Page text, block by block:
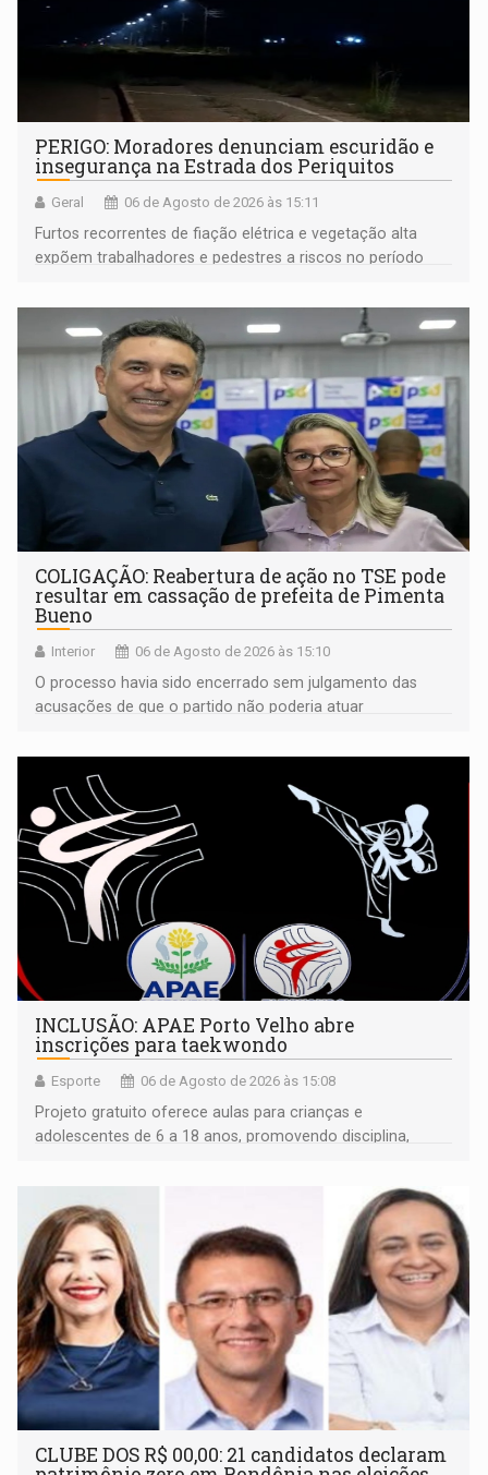
PERIGO: Moradores denunciam escuridão e
insegurança na Estrada dos Periquitos
Geral 06 de Agosto de 2026 às 15:11
Furtos recorrentes de fiação elétrica e vegetação alta
expõem trabalhadores e pedestres a riscos no período
COLIGAÇÃO: Reabertura de ação no TSE pode
resultar em cassação de prefeita de Pimenta
Bueno
Interior 06 de Agosto de 2026 às 15:10
O processo havia sido encerrado sem julgamento das
acusações de que o partido não poderia atuar
INCLUSÃO: APAE Porto Velho abre
inscrições para taekwondo
Esporte 06 de Agosto de 2026 às 15:08
Projeto gratuito oferece aulas para crianças e
adolescentes de 6 a 18 anos, promovendo disciplina,
CLUBE DOS R$ 00,00: 21 candidatos declaram